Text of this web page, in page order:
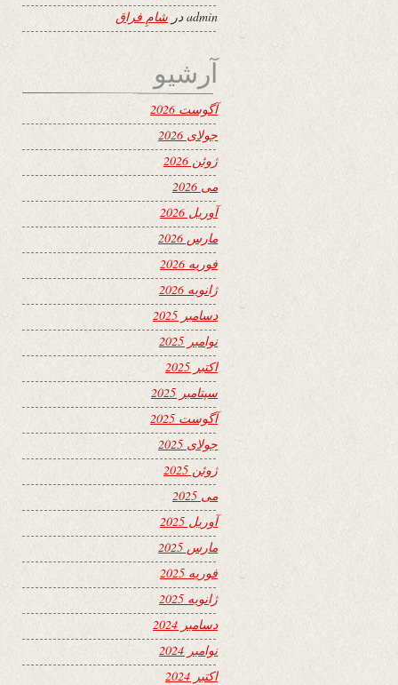
admin در شامِ فراق
آرشیو
آگوست 2026
جولای 2026
ژوئن 2026
می 2026
آوریل 2026
مارس 2026
فوریه 2026
ژانویه 2026
دسامبر 2025
نوامبر 2025
اکتبر 2025
سپتامبر 2025
آگوست 2025
جولای 2025
ژوئن 2025
می 2025
آوریل 2025
مارس 2025
فوریه 2025
ژانویه 2025
دسامبر 2024
نوامبر 2024
اکتبر 2024